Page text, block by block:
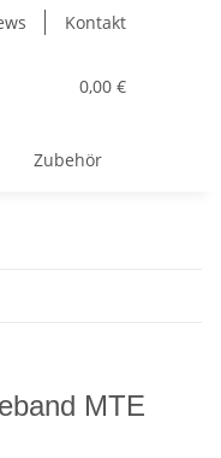
Kontakt
0,00 €
Zubehör
MTE